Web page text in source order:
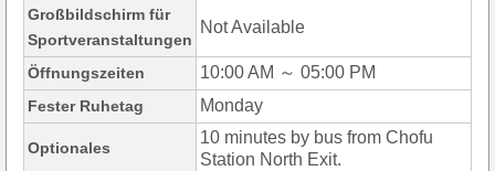
Großbildschirm für
Sportveranstaltungen
Not Available
Öffnungszeiten 10:00 AM ～ 05:00 PM
Fester Ruhetag Monday
Optionales
10 minutes by bus from Chofu
Station North Exit.